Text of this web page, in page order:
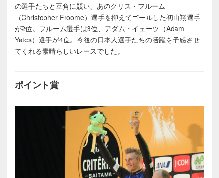
の選手たちと互角に競い、あのクリス・フルーム
（Christopher Froome）選手を抑えてゴールした初山翔選手
が2位。フルーム選手は3位、アダム・イェーツ（Adam
Yates）選手が4位。今後の日本人選手たちの活躍を予感させ
てくれる素晴らしいレースでした。
ポイント賞